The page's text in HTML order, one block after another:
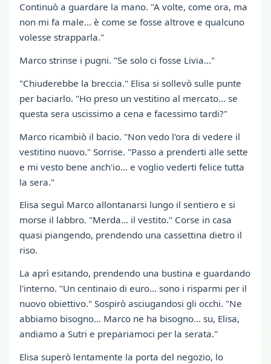
Continuò a guardare la mano. "A volte, come ora, ma
non mi fa male… è come se fosse altrove e qualcuno
volesse strapparla."
Marco strinse i pugni. "Se solo ci fosse Livia…"
"Chiuderebbe la breccia." Elisa si sollevò sulle punte
per baciarlo. "Ho preso un vestitino al mercato… se
questa sera uscissimo a cena e facessimo tardi?"
Marco ricambiò il bacio. "Non vedo l'ora di vedere il
vestitino nuovo." Sorrise. "Passo a prenderti alle sette
e mi vesto bene anch'io… e voglio vederti felice tutta
la sera."
Elisa seguì Marco allontanarsi lungo il sentiero e si
morse il labbro. "Merda… il vestito." Corse in casa
quasi piangendo, prendendo una cassettina dietro il
riso.
La aprì esitando, prendendo una bustina e guardando
l'interno. "Un centinaio di euro… sono i risparmi per il
nuovo obiettivo." Sospirò asciugandosi gli occhi. "Ne
abbiamo bisogno… Marco ne ha bisogno… su, Elisa,
andiamo a Sutri e prepariamoci per la serata."
Elisa superò lentamente la porta del negozio, lo